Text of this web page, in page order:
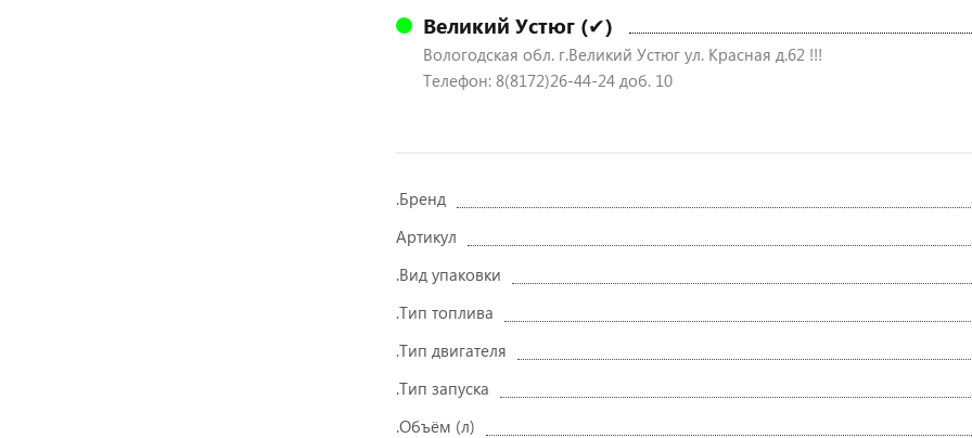
Великий Устюг (✔)
Вологодская обл. г.Великий Устюг ул. Красная д.62 !!!
Телефон: 8(8172)26-44-24 доб. 10
.Бренд
Артикул
.Вид упаковки
.Тип топлива
.Тип двигателя
.Тип запуска
.Объём (л)